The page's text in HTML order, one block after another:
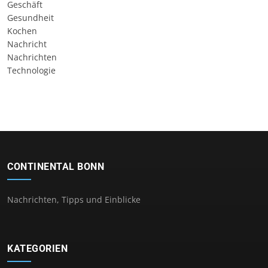
Geschäft
Gesundheit
Kochen
Nachricht
Nachrichten
Technologie
CONTINENTAL BONN
Nachrichten, Tipps und Einblicke
KATEGORIEN